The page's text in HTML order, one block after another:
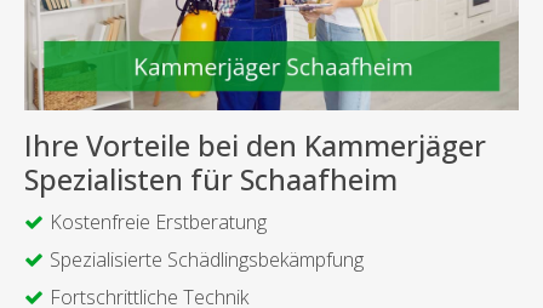
Ihre Vorteile bei den Kammerjäger
Spezialisten für Schaafheim
Kostenfreie Erstberatung
Spezialisierte Schädlingsbekämpfung
Fortschrittliche Technik